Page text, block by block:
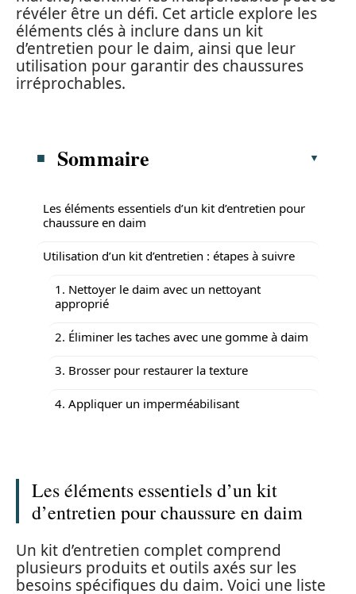
révéler être un défi. Cet article explore les
éléments clés à inclure dans un kit
d’entretien pour le daim, ainsi que leur
utilisation pour garantir des chaussures
irréprochables.
Sommaire
Les éléments essentiels d’un kit d’entretien pour
chaussure en daim
Utilisation d’un kit d’entretien : étapes à suivre
1. Nettoyer le daim avec un nettoyant
approprié
2. Éliminer les taches avec une gomme à daim
3. Brosser pour restaurer la texture
4. Appliquer un imperméabilisant
Les éléments essentiels d’un kit
d’entretien pour chaussure en daim
Un kit d’entretien complet comprend
plusieurs produits et outils axés sur les
besoins spécifiques du daim. Voici une liste